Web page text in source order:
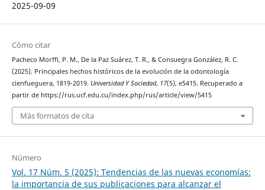
2025-09-09
Cómo citar
Pacheco Morffi, P. M., De la Paz Suárez, T. R., & Consuegra González, R. C.
(2025). Principales hechos históricos de la evolución de la odontología
cienfueguera, 1819-2019. Universidad Y Sociedad, 17(5), e5415. Recuperado a
partir de https://rus.ucf.edu.cu/index.php/rus/article/view/5415
Más formatos de cita
Número
Vol. 17 Núm. 5 (2025): Tendencias de las nuevas economías:
la importancia de sus publicaciones para alcanzar el